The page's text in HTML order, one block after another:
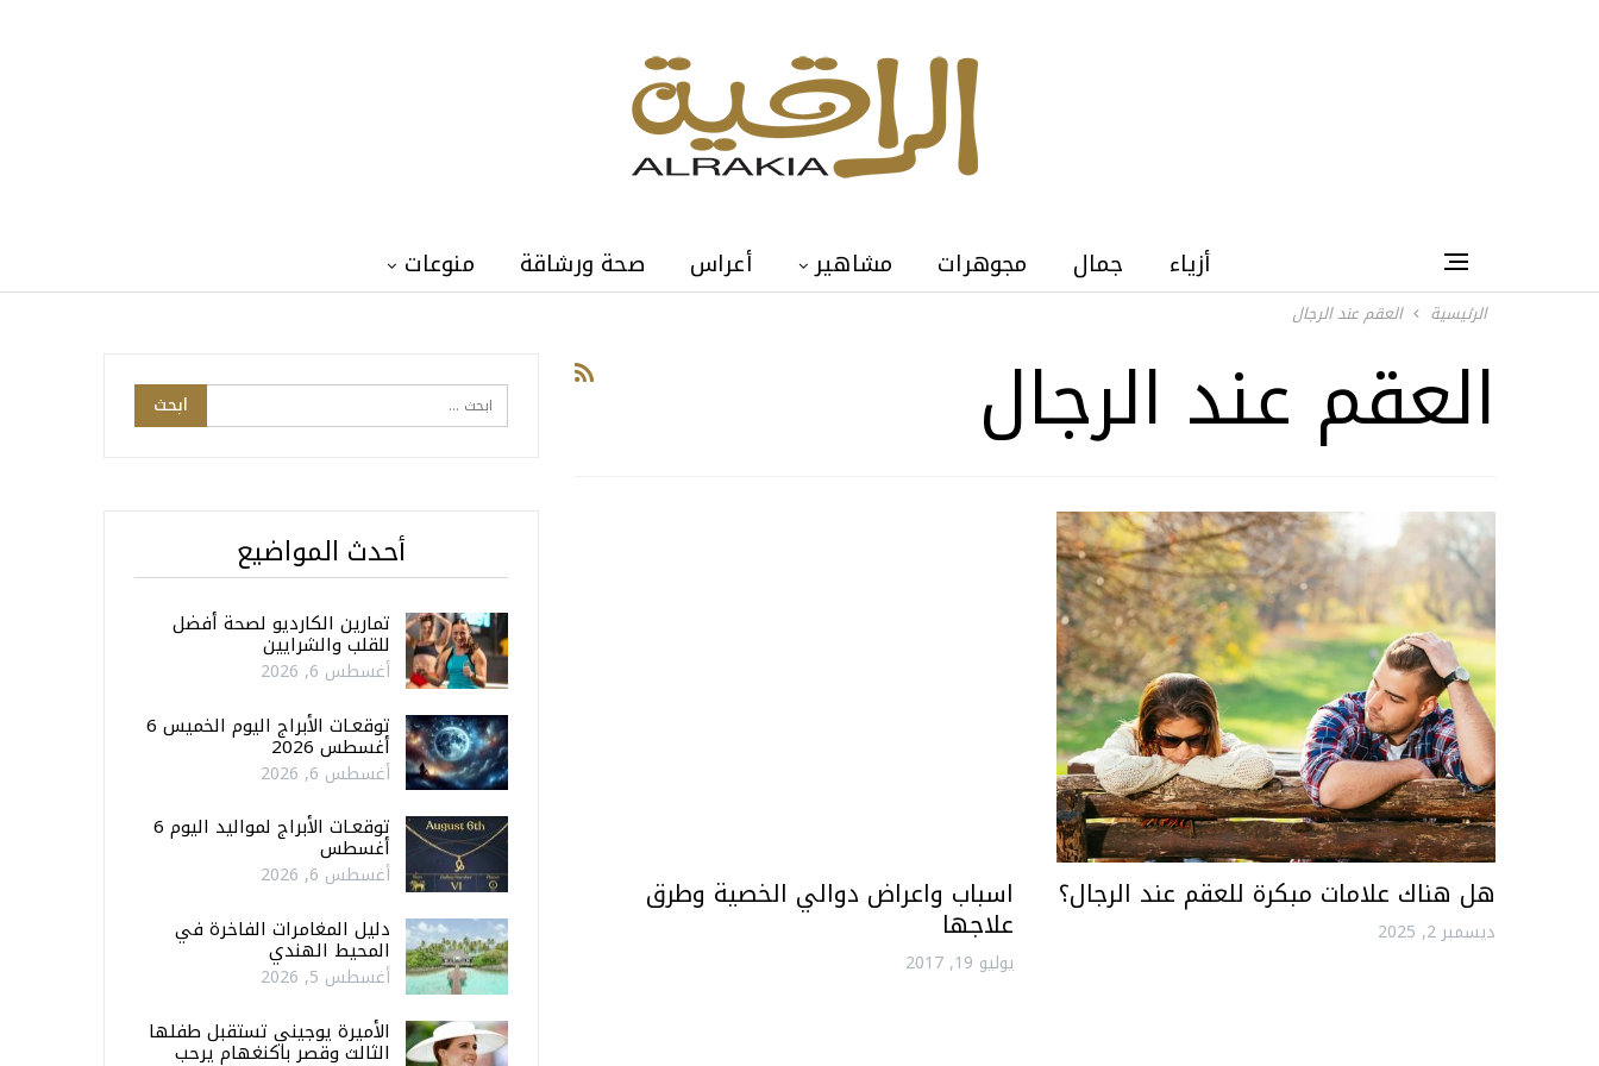
أزياء جمال مجوهرات مشاهير أعراس صحة ورشاقة منوعات
الرئيسية العقم عند الرجال
العقم عند الرجال
هل هناك علامات مبكرة للعقم عند الرجال؟
ديسمبر 2, 2025
اسباب واعراض دوالي الخصية وطرق
علاجها
يوليو 19, 2017
أحدث المواضيع
تمارين الكارديو لصحة أفضل
للقلب والشرايين
أغسطس 6, 2026
توقعـات الأبراج اليوم الخميس 6
أغسطس 2026
أغسطس 6, 2026
توقعـات الأبراج لمواليد اليوم 6
أغسطس
أغسطس 6, 2026
دليل المغامرات الفاخرة في
المحيط الهندي
أغسطس 5, 2026
الأميرة يوجيني تستقبل طفلها
الثالث وقصر باكنغهام يرحب